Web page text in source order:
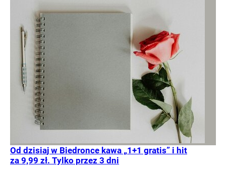
Od dzisiaj w Biedronce kawa „1+1 gratis” i hit
za 9,99 zł. Tylko przez 3 dni